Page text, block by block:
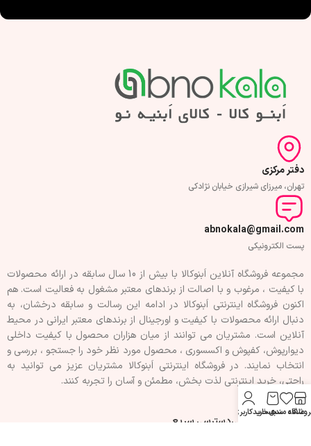
دفتر مرکزی
تهران، میرزای شیرازی خیابان نژادکی
abnokala@gmail.com
پست الکترونیکی
مجموعه فروشگاه آنلاین اَبنوکالا با بیش از 10 سال سابقه در ارائه محصولات
با کيفيت ، مرغوب و با اصالت از برندهای معتبر مشغول به فعاليت است. هم
اکنون فروشگاه اینترنتی اَبنوکالا در ادامه اين رسالت و سابقه درخشان، به
دنبال ارائه محصولات با کيفيت و اورجينال از برندهای معتبر ايرانی در محيط
آنلاين است. مشتريان می توانند از ميان هزاران محصول با کيفيت داخلی
دیوارپوش، کفپوش و اکسسوری ، محصول مورد نظر خود را جستجو ، بررسی و
انتخاب نمايند. در فروشگاه اینترنتی اَبنوکالا مشتريان عزیز می توانيد به
راحتی، خرید اینترنتی لذت بخش، مطمئن و آسان را تجربه کنند.
فهرست سفارشیدسترسی سریع
علاقه مندیسبد خرید
حساب کاربری من